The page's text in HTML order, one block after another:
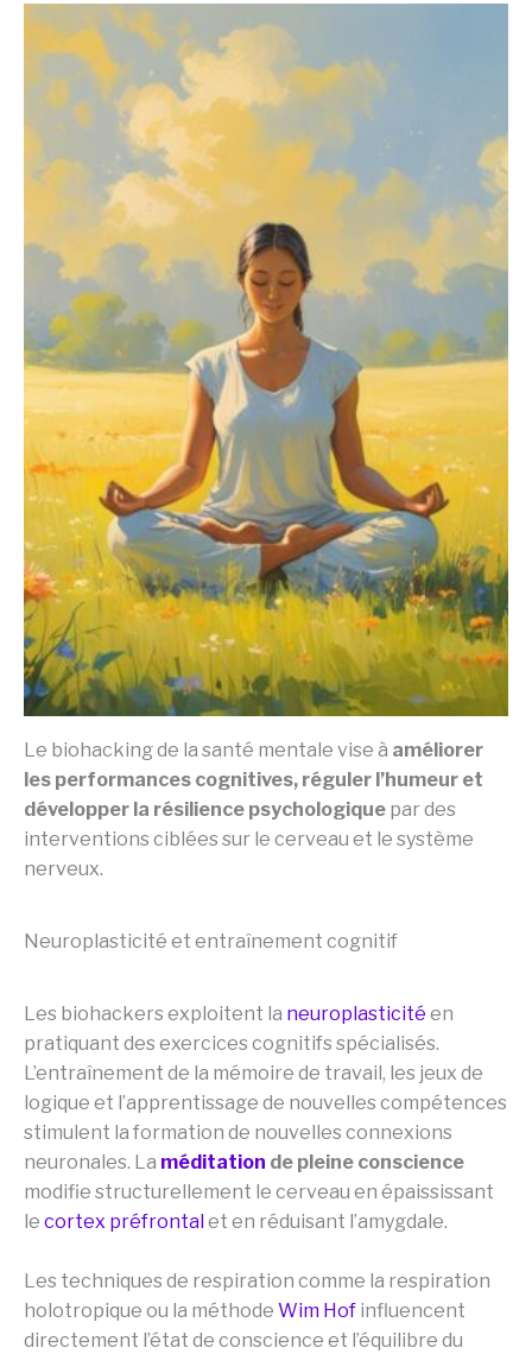
Le biohacking de la santé mentale vise à améliorer
les performances cognitives, réguler l’humeur et
développer la résilience psychologique par des
interventions ciblées sur le cerveau et le système
nerveux.
Neuroplasticité et entraînement cognitif
Les biohackers exploitent la neuroplasticité en
pratiquant des exercices cognitifs spécialisés.
L’entraînement de la mémoire de travail, les jeux de
logique et l’apprentissage de nouvelles compétences
stimulent la formation de nouvelles connexions
neuronales. La méditation de pleine conscience
modifie structurellement le cerveau en épaississant
le cortex préfrontalet en réduisant l’amygdale.
Les techniques de respiration comme la respiration
holotropique ou la méthode Wim Hof influencent
directement l’état de conscience et l’équilibre du